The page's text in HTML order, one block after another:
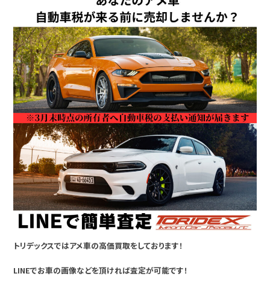
トリデックスではアメ車の高価買取をしております！
LINEでお車の画像などを頂ければ査定が可能です！